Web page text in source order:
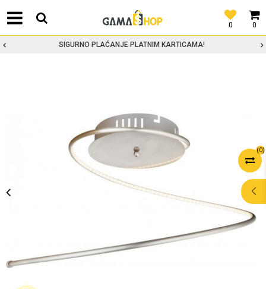
0
0
SIGURNO PLAĆANJE PLATNIM KARTICAMA!
(0)
POMOĆ PRI
KUPOVINI